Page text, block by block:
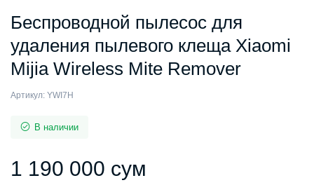
Беспроводной пылесос для
удаления пылевого клеща Xiaomi
Mijia Wireless Mite Remover
Артикул: YWI7H
В наличии
1 190 000 сум